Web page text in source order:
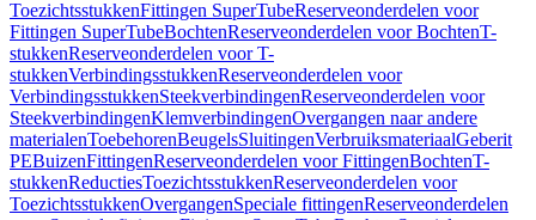
ToezichtsstukkenFittingen SuperTubeReserveonderdelen voor
Fittingen SuperTubeBochtenReserveonderdelen voor BochtenT-
stukkenReserveonderdelen voor T-
stukkenVerbindingsstukkenReserveonderdelen voor
VerbindingsstukkenSteekverbindingenReserveonderdelen voor
SteekverbindingenKlemverbindingenOvergangen naar andere
materialenToebehorenBeugelsSluitingenVerbruiksmateriaalGeberit
PEBuizenFittingenReserveonderdelen voor FittingenBochtenT-
stukkenReductiesToezichtsstukkenReserveonderdelen voor
ToezichtsstukkenOvergangenSpeciale fittingenReserveonderdelen